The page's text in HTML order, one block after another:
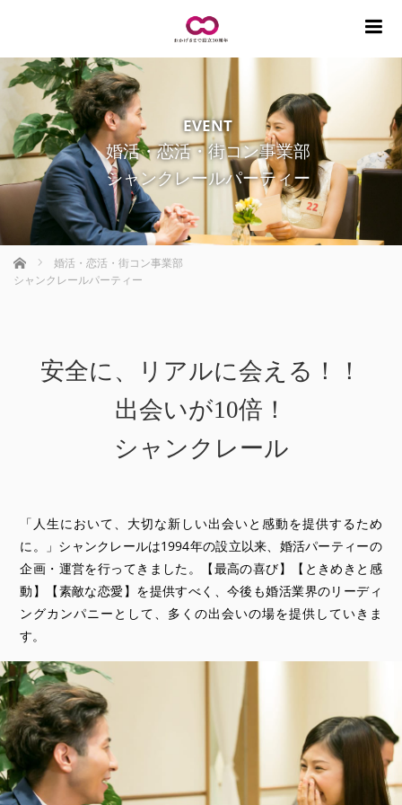
EVENT
婚活・恋活・街コン事業部
シャンクレールパーティー
ホーム
婚活・恋活・街コン事業部
シャンクレールパーティー
安全に、リアルに会える！！
出会いが10倍！
シャンクレール
「人生において、大切な新しい出会いと感動を提供するため
に。」シャンクレールは1994年の設立以来、婚活パーティーの
企画・運営を行ってきました。【最高の喜び】【ときめきと感
動】【素敵な恋愛】を提供すべく、今後も婚活業界のリーディ
ングカンパニーとして、多くの出会いの場を提供していきま
す。